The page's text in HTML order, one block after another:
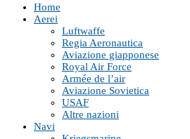
Home
Aerei
Luftwaffe
Regia Aeronautica
Aviazione giapponese
Royal Air Force
Armée de l’air
Aviazione Sovietica
USAF
Altre nazioni
Navi